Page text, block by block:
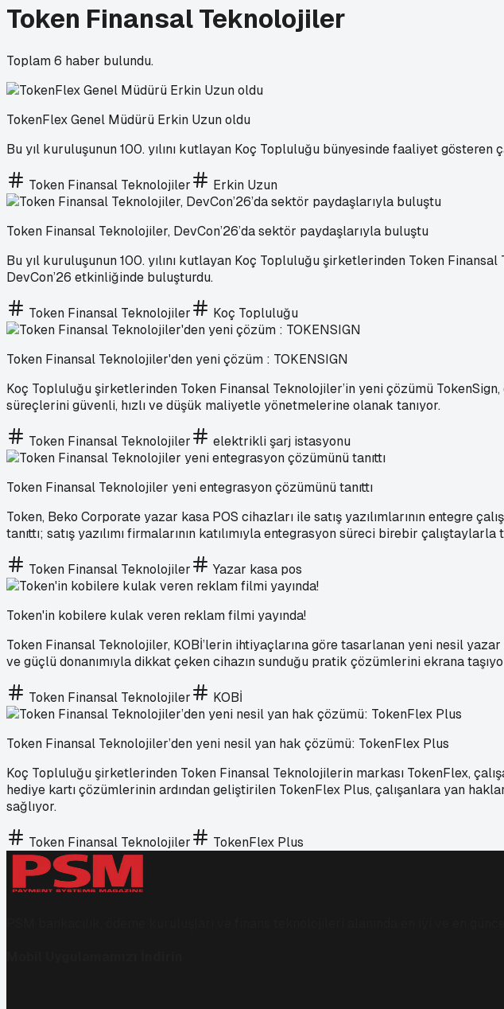
Token Finansal Teknolojiler
Toplam6 haber bulundu.
TokenFlex Genel Müdürü Erkin Uzun oldu
Bu yıl kuruluşunun 100. yılını kutlayan Koç Topluluğu bünyesinde faaliyet
Token Finansal Teknolojiler Erkin Uzun
Token Finansal Teknolojiler, DevCon’26’da sektör paydaşlarıyla buluştu
Bu yıl kuruluşunun 100. yılını kutlayan Koç Topluluğu şirketlerinden Token
DevCon’26 etkinliğinde buluşturdu.
Token Finansal Teknolojiler Koç Topluluğu
Token Finansal Teknolojiler'den yeni çözüm : TOKENSIGN
Koç Topluluğu şirketlerinden Token Finansal Teknolojiler’in yeni çözümü
süreçlerini güvenli, hızlı ve düşük maliyetle yönetmelerine olanak tanıyor.
Token Finansal Teknolojiler elektrikli şarj istasyonu
Token Finansal Teknolojiler yeni entegrasyon çözümünü tanıttı
Token, Beko Corporate yazar kasa POS cihazları ile satış yazılımlarının entegre
tanıttı; satış yazılımı firmalarının katılımıyla entegrasyon süreci birebir çalıştaylarla
Token Finansal Teknolojiler Yazar kasa pos
Token'in kobilere kulak veren reklam filmi yayında!
Token Finansal Teknolojiler, KOBİ’lerin ihtiyaçlarına göre tasarlanan yeni nesil
ve güçlü donanımıyla dikkat çeken cihazın sunduğu pratik çözümlerini ekrana
Token Finansal Teknolojiler KOBİ
Token Finansal Teknolojiler’den yeni nesil yan hak çözümü: TokenFlex Plus
Koç Topluluğu şirketlerinden Token Finansal Teknolojilerin markası TokenFlex,
hediye kartı çözümlerinin ardından geliştirilen TokenFlex Plus, çalışanlara yan
sağlıyor.
Token Finansal Teknolojiler TokenFlex Plus